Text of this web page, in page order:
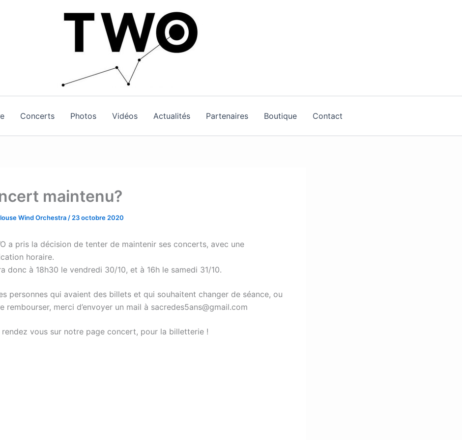
Concerts Photos Vidéos Actualités Partenaires Boutique Contact
maintenu?
Wind Orchestra / 23 octobre 2020
a pris la décision de tenter de maintenir ses concerts, avec une
horaire.
donc à 18h30 le vendredi 30/10, et à 16h le samedi 31/10.
personnes qui avaient des billets et qui souhaitent changer de séance, ou
rembourser, merci d’envoyer un mail à sacredes5ans@gmail.com
rendez vous sur notre page concert, pour la billetterie !